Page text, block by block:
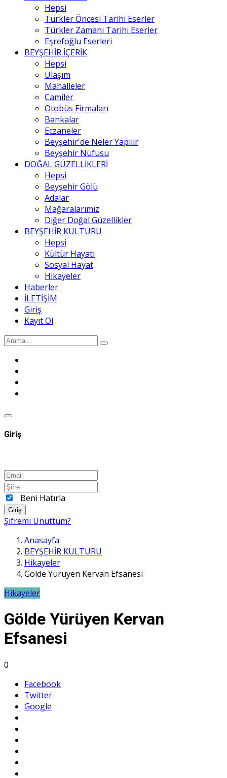
Hepsi
Türkler Öncesi Tarihi Eserler
Türkler Zamanı Tarihi Eserler
Eşrefoğlu Eserleri
BEYŞEHİR İÇERİK
Hepsi
Ulaşım
Mahalleler
Camiler
Otobüs Firmaları
Bankalar
Eczaneler
Beyşehir'de Neler Yapılır
Beyşehir Nüfusu
DOĞAL GÜZELLİKLERİ
Hepsi
Beyşehir Gölü
Adalar
Mağaralarımız
Diğer Doğal Güzellikler
BEYŞEHİR KÜLTÜRÜ
Hepsi
Kültür Hayatı
Sosyal Hayat
Hikayeler
Haberler
İLETİŞİM
Giriş
Kayıt Ol
Giriş
Beni Hatırla
Giriş
Şifremi Unuttum?
Anasayfa
BEYŞEHİR KÜLTÜRÜ
Hikayeler
Gölde Yürüyen Kervan Efsanesi
Hikayeler
Gölde Yürüyen Kervan
Efsanesi
0
Facebook
Twitter
Google